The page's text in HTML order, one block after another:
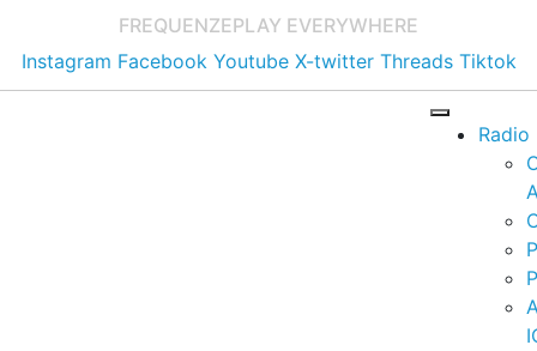
FREQUENZEPLAY EVERYWHERE
Instagram Facebook Youtube X-twitter Threads Tiktok
Radio